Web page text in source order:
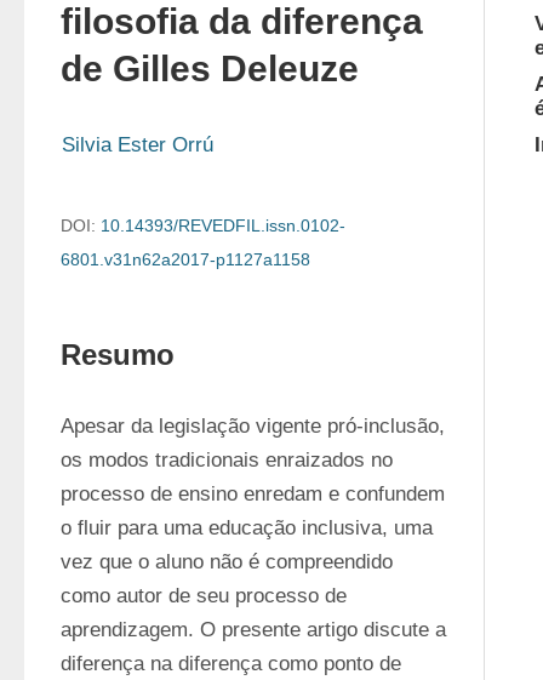
filosofia da diferença
de Gilles Deleuze
Silvia Ester Orrú
DOI: 10.14393/REVEDFIL.issn.0102-
6801.v31n62a2017-p1127a1158
Resumo
Apesar da legislação vigente pró-inclusão,
os modos tradicionais enraizados no
processo de ensino enredam e confundem
o fluir para uma educação inclusiva, uma
vez que o aluno não é compreendido
como autor de seu processo de
aprendizagem. O presente artigo discute a
diferença na diferença como ponto de